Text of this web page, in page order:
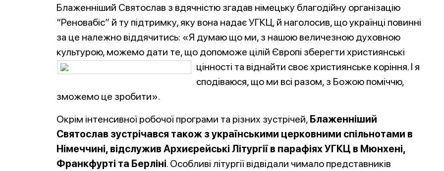
Блаженніший Святослав з вдячністю згадав німецьку благодійну організацію
“Реновабіс” й ту підтримку, яку вона надає УГКЦ, й наголосив, що українці повинні
за це належно віддячитись: «Я думаю що ми, з нашою величезною духовною
культурою, можемо дати те, що допоможе цілій Європі зберегти християнські
цінності та віднайти своє християнське коріння. І я
сподіваюся, що ми всі разом, з Божою поміччю,
зможемо це зробити».
Окрім інтенсивної робочої програми та різних зустрічей, Блаженніший
Святослав зустрічався також з українськими церковними спільнотами в
Німеччині, відслужив Архиєрейські Літургії в парафіях УГКЦ в Мюнхені,
Франкфурті та Берліні. Особливі літургії відвідали чимало представників